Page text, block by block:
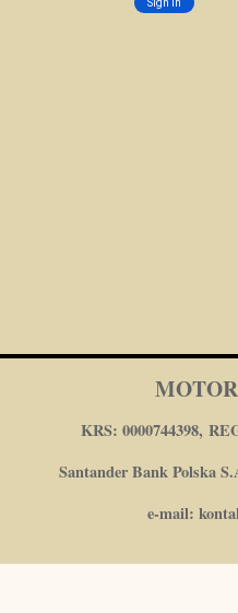
KRS: 0000744398,
Santander Bank Polska
e-mail: